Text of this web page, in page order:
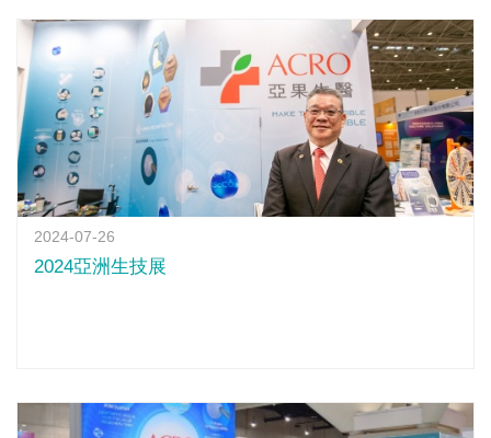
2024-07-26
2024亞洲生技展